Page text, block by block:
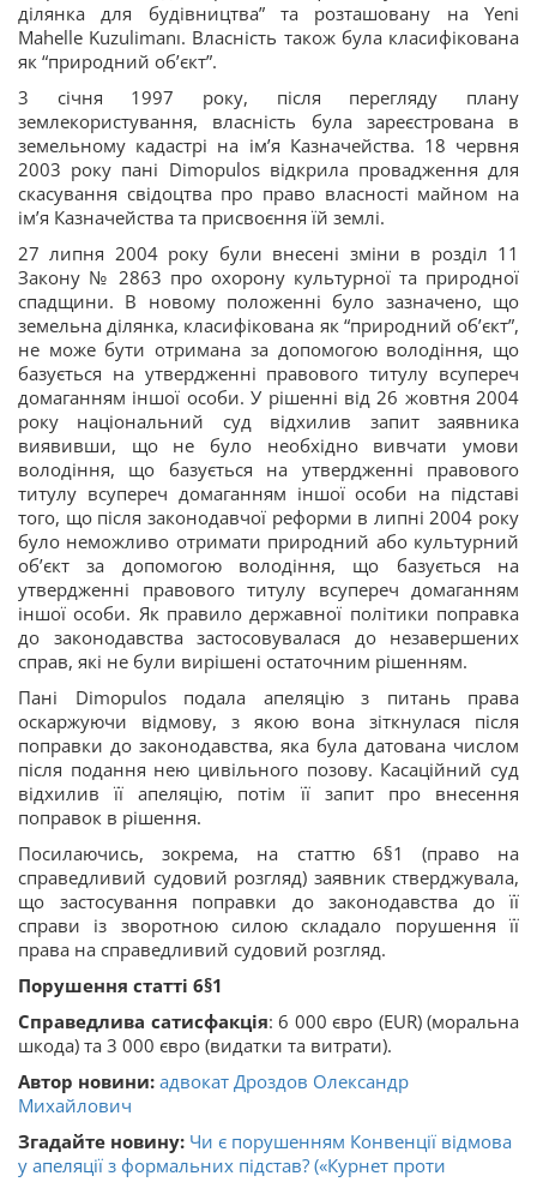
ділянка для будівництва” та розташовану на Yeni
Mahelle Kuzulimanı. Власність також була класифікована
як “природний об’єкт”.
3 січня 1997 року, після перегляду плану
землекористування, власність була зареєстрована в
земельному кадастрі на ім’я Казначейства. 18 червня
2003 року пані Dimopulos відкрила провадження для
скасування свідоцтва про право власності майном на
ім’я Казначейства та присвоєння їй землі.
27 липня 2004 року були внесені зміни в розділ 11
Закону № 2863 про охорону культурної та природної
спадщини. В новому положенні було зазначено, що
земельна ділянка, класифікована як “природний об’єкт”,
не може бути отримана за допомогою володіння, що
базується на утвердженні правового титулу всупереч
домаганням іншої особи. У рішенні від 26 жовтня 2004
року національний суд відхилив запит заявника
виявивши, що не було необхідно вивчати умови
володіння, що базується на утвердженні правового
титулу всупереч домаганням іншої особи на підставі
того, що після законодавчої реформи в липні 2004 року
було неможливо отримати природний або культурний
об’єкт за допомогою володіння, що базується на
утвердженні правового титулу всупереч домаганням
іншої особи. Як правило державної політики поправка
до законодавства застосовувалася до незавершених
справ, які не були вирішені остаточним рішенням.
Пані Dimopulos подала апеляцію з питань права
оскаржуючи відмову, з якою вона зіткнулася після
поправки до законодавства, яка була датована числом
після подання нею цивільного позову. Касаційний суд
відхилив її апеляцію, потім її запит про внесення
поправок в рішення.
Посилаючись, зокрема, на статтю 6§1 (право на
справедливий судовий розгляд) заявник стверджувала,
що застосування поправки до законодавства до її
справи із зворотною силою складало порушення її
права на справедливий судовий розгляд.
Порушення статті 6§1
Справедлива сатисфакція: 6 000 євро (EUR) (моральна
шкода) та 3 000 євро (видатки та витрати).
Автор новини: адвокат Дроздов Олександр
Михайлович
Згадайте новину: Чи є порушенням Конвенції відмова
у апеляції з формальних підстав? («Курнет проти